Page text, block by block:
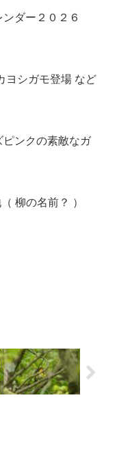
ンダー２０２６
ヨシガモ登場 など
ピンクの素敵なガ
柳の名前？ ）